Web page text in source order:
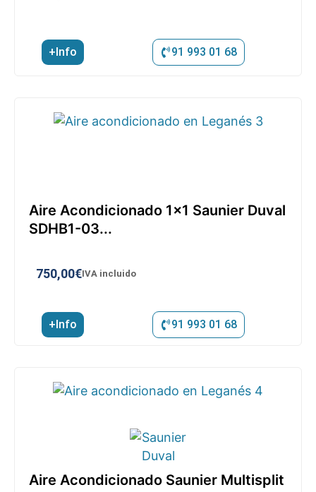
+Info 91 993 01 68
Aire Acondicionado 1×1 Saunier Duval
SDHB1-03...
750,00€IVA incluido
+Info 91 993 01 68
Aire Acondicionado Saunier Multisplit